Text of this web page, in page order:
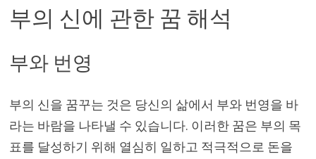
부의 신에 관한 꿈 해석
부와 번영
부의 신을 꿈꾸는 것은 당신의 삶에서 부와 번영을 바
라는 바람을 나타낼 수 있습니다. 이러한 꿈은 부의 목
표를 달성하기 위해 열심히 일하고 적극적으로 돈을